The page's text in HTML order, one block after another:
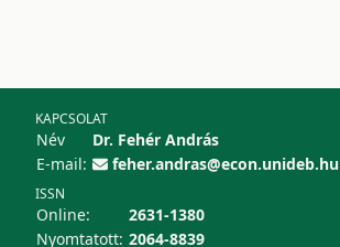
KAPCSOLAT
Név
Dr. Fehér András
E-mail:
feher.andras@econ.unideb.hu
ISSN
Online:
2631-1380
Nyomtatott: 2064-8839